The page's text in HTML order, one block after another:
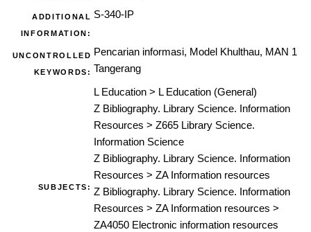
ADDITIONAL
INFORMATION:
S-340-IP
UNCONTROLLED
KEYWORDS:
Pencarian informasi, Model Khulthau, MAN 1
Tangerang
SUBJECTS:
L Education> L Education (General)
Z Bibliography. Library Science. Information
Resources > Z665 Library Science.
Information Science
Z Bibliography. Library Science. Information
Resources > ZA Information resources
Z Bibliography. Library Science. Information
Resources > ZA Information resources >
ZA4050 Electronic information resources